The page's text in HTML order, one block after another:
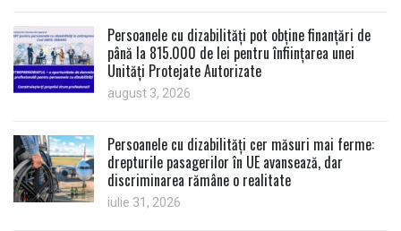
Persoanele cu dizabilități pot obține finanțări de
până la 815.000 de lei pentru înființarea unei
Unități Protejate Autorizate
august 3, 2026
Persoanele cu dizabilități cer măsuri mai ferme:
drepturile pasagerilor în UE avansează, dar
discriminarea rămâne o realitate
iulie 31, 2026